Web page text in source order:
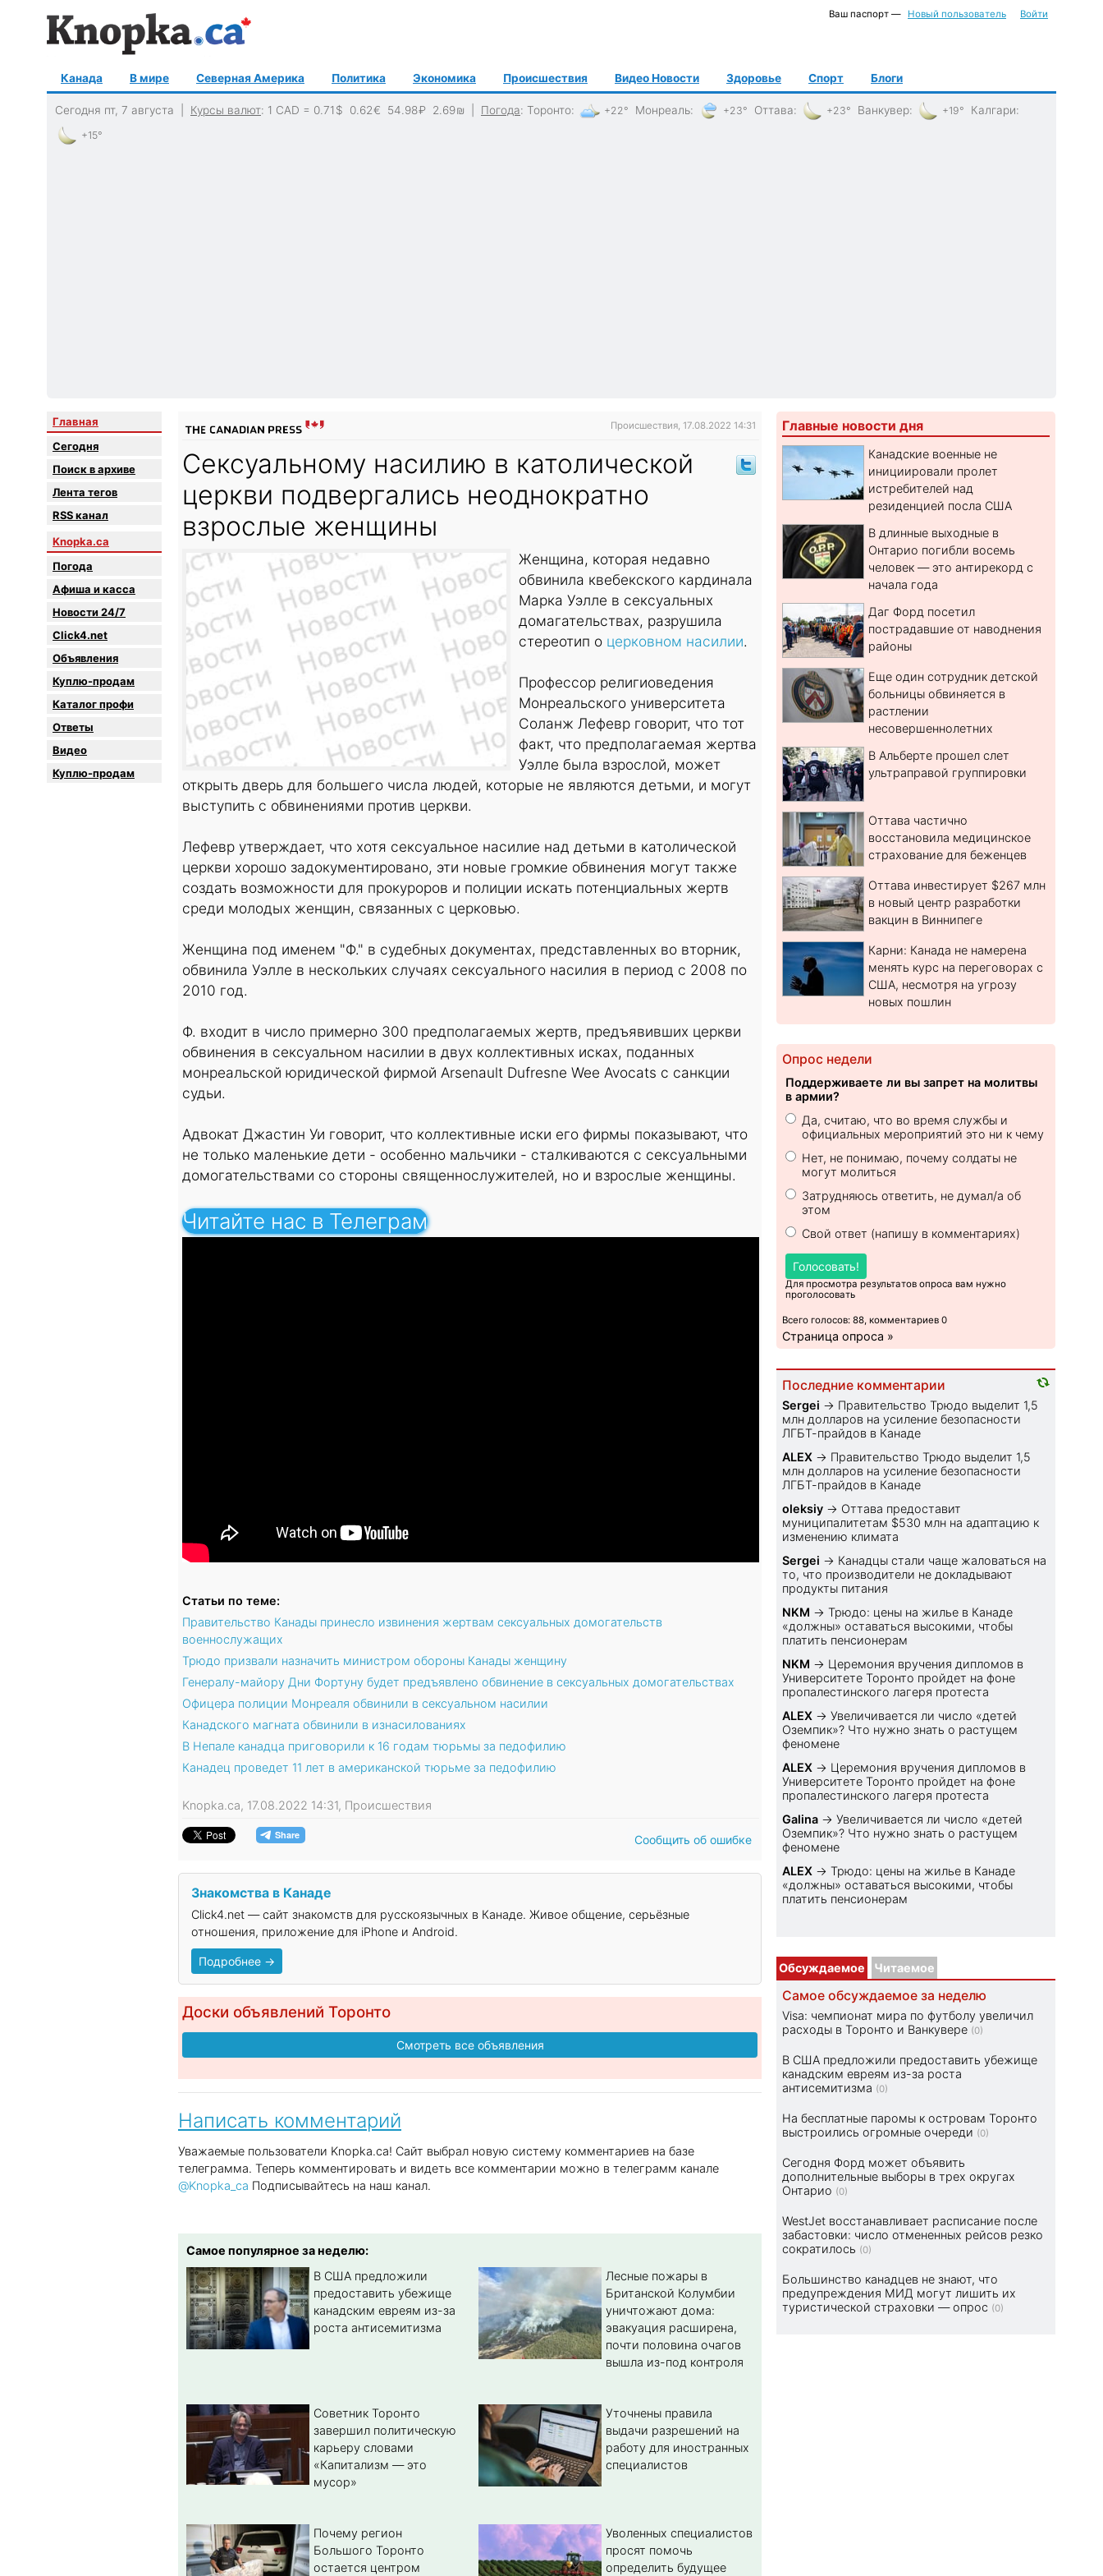
Ваш паспорт — Новый пользователь Войти
Канада В мире Северная Америка Политика Экономика Происшествия Видео Новости Здоровье Спорт Блоги
Сегодня пт, 7 августа | Курсы валют: 1 CAD = 0.71 $ 0.62€ 54.98₽ 2.69₪ Погода: Торонто: +22° Монреаль: +23° Оттава: +23° Ванкувер: +19° Калгари:
+15°
Главная
Сегодня
Поиск в архиве
Лента тегов
RSS канал
Knopka.ca
Погода
Афиша и касса
Новости 24/7
Click4.net
Объявления
Куплю-продам
Каталог профи
Oтветы
Видео
Куплю-продам
Происшествия, 17.08.2022 14:31
Сексуальному насилию в католической
церкви подвергались неоднократно
взрослые женщины
Женщина, которая недавно
обвинила квебекского кардинала
Марка Уэлле в сексуальных
домагательствах, разрушила
стереотип о церковном насилии.
Профессор религиоведения
Монреальского университета
Соланж Лефевр говорит, что тот
факт, что предполагаемая жертва
Уэлле была взрослой, может
открыть дверь для большего числа людей, которые не являются детьми, и могут
выступить с обвинениями против церкви.
Лефевр утверждает, что хотя сексуальное насилие над детьми в католической
церкви хорошо задокументировано, эти новые громкие обвинения могут также
создать возможности для прокуроров и полиции искать потенциальных жертв
среди молодых женщин, связанных с церковью.
Женщина под именем "Ф." в судебных документах, представленных во вторник,
обвинила Уэлле в нескольких случаях сексуального насилия в период с 2008 по
2010 год.
Ф. входит в число примерно 300 предполагаемых жертв, предъявивших церкви
обвинения в сексуальном насилии в двух коллективных исках, поданных
монреальской юридической фирмой Arsenault Dufresne Wee Avocats с санкции
судьи.
Адвокат Джастин Уи говорит, что коллективные иски его фирмы показывают, что
не только маленькие дети - особенно мальчики - сталкиваются с сексуальными
домогательствами со стороны священнослужителей, но и взрослые женщины.
Читайте нас в Телеграм
Статьи по теме:
Правительство Канады принесло извинения жертвам сексуальных домогательств
военнослужащих
Трюдо призвали назначить министром обороны Канады женщину
Генералу-майору Дни Фортуну будет предъявлено обвинение в сексуальных домогательствах
Офицера полиции Монреаля обвинили в сексуальном насилии
Канадского магната обвинили в изнасилованиях
В Непале канадца приговорили к 16 годам тюрьмы за педофилию
Канадец проведет 11 лет в американской тюрьме за педофилию
Knopka.ca, 17.08.2022 14:31, Происшествия
Сообщить об ошибке
Знакомства в Канаде
Click4.net — сайт знакомств для русскоязычных в Канаде. Живое общение, серьёзные
отношения, приложение для iPhone и Android.
Подробнее →
Доски объявлений Торонто
Смотреть все объявления
Написать комментарий
Уважаемые пользователи Knopka.ca! Сайт выбрал новую систему комментариев на базе
телеграмма. Теперь комментировать и видеть все комментарии можно в телеграмм канале
@Knopka_ca Подписывайтесь на наш канал.
Самое популярное за неделю:
В США предложили
предоставить убежище
канадским евреям из-за
роста антисемитизма
Лесные пожары в
Британской Колумбии
уничтожают дома:
эвакуация расширена,
почти половина очагов
вышла из-под контроля
Советник Торонто
завершил политическую
карьеру словами
«Капитализм — это
мусор»
Уточнены правила
выдачи разрешений на
работу для иностранных
специалистов
Почему регион
Большого Торонто
остается центром
Уволенных специалистов
просят помочь
определить будущее
Главные новости дня
Канадские военные не
инициировали пролет
истребителей над
резиденцией посла США
В длинные выходные в
Онтарио погибли восемь
человек — это антирекорд с
начала года
Даг Форд посетил
пострадавшие от наводнения
районы
Еще один сотрудник детской
больницы обвиняется в
растлении
несовершеннолетних
В Альберте прошел слет
ультраправой группировки
Оттава частично
восстановила медицинское
страхование для беженцев
Оттава инвестирует $267 млн
в новый центр разработки
вакцин в Виннипеге
Карни: Канада не намерена
менять курс на переговорах с
США, несмотря на угрозу
новых пошлин
Опрос недели
Поддерживаете ли вы запрет на молитвы
в армии?
Да, считаю, что во время службы и
официальных мероприятий это ни к чему
Нет, не понимаю, почему солдаты не
могут молиться
Затрудняюсь ответить, не думал/а об
этом
Свой ответ (напишу в комментариях)
Голосовать!
Для просмотра результатов опроса вам нужно
проголосовать
Всего голосов: 88, комментариев 0
Страница опроса »
Последние комментарии
Sеrgei → Правительство Трюдо выделит 1,5
млн долларов на усиление безопасности
ЛГБТ-прайдов в Канаде
ALEX → Правительство Трюдо выделит 1,5
млн долларов на усиление безопасности
ЛГБТ-прайдов в Канаде
oleksiy → Оттава предоставит
муниципалитетам $530 млн на адаптацию к
изменению климата
Sеrgei → Канадцы стали чаще жаловаться на
то, что производители не докладывают
продукты питания
NKM →Трюдо: цены на жилье в Канаде
«должны» оставаться высокими, чтобы
платить пенсионерам
NKM → Церемония вручения дипломов в
Университете Торонто пройдет на фоне
пропалестинского лагеря протеста
ALEX →Увеличивается ли число «детей
Оземпик»? Что нужно знать о растущем
феномене
ALEX → Церемония вручения дипломов в
Университете Торонто пройдет на фоне
пропалестинского лагеря протеста
Galina →Увеличивается ли число «детей
Оземпик»? Что нужно знать о растущем
феномене
ALEX →Трюдо: цены на жилье в Канаде
«должны» оставаться высокими, чтобы
платить пенсионерам
Обсуждаемое Читаемое
Самое обсуждаемое за неделю
Visa: чемпионат мира по футболу увеличил
расходы в Торонто и Ванкувере (0)
В США предложили предоставить убежище
канадским евреям из-за роста
антисемитизма (0)
На бесплатные паромы к островам Торонто
выстроились огромные очереди (0)
Сегодня Форд может объявить
дополнительные выборы в трех округах
Онтарио (0)
WestJet восстанавливает расписание после
забастовки: число отмененных рейсов резко
сократилось (0)
Большинство канадцев не знают, что
предупреждения МИД могут лишить их
туристической страховки — опрос (0)